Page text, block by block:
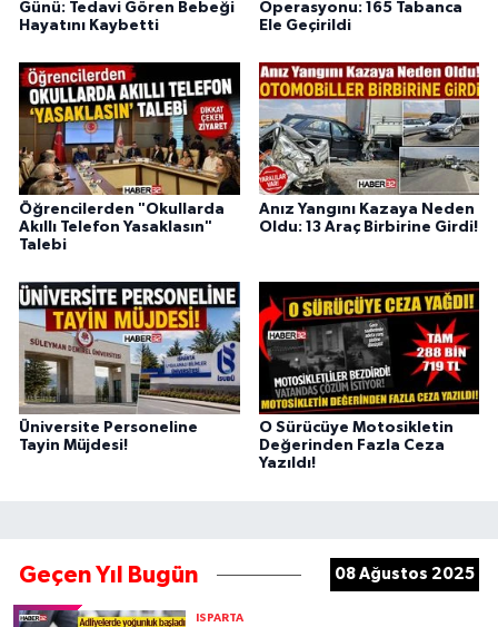
Günü: Tedavi Gören Bebeği
Hayatını Kaybetti
Operasyonu: 165 Tabanca
Ele Geçirildi
Öğrencilerden "Okullarda
Akıllı Telefon Yasaklasın"
Talebi
Anız Yangını Kazaya Neden
Oldu: 13 Araç Birbirine Girdi!
Üniversite Personeline
Tayin Müjdesi!
O Sürücüye Motosikletin
Değerinden Fazla Ceza
Yazıldı!
Geçen Yıl Bugün 08 Ağustos 2025
ISPARTA